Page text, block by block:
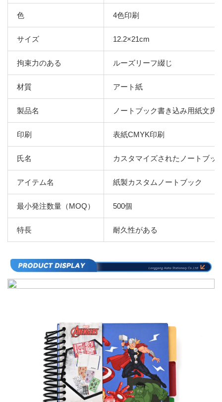
色 4色印刷
サイズ 12.2×21cm
拘束力のある ルーズリーフ綴じ
材質 アート紙
製品名 ノートブック書き込み用紙文房
印刷 表紙CMYK印刷
氏名 カスタマイズされたノートブッ
アイテム名 紙製カスタムノートブック
最小発注数量（MOQ） 500個
特長 耐久性がある